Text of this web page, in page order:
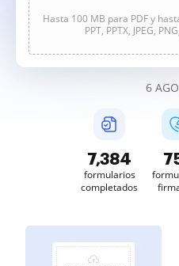
Hasta 100 MB para PDF y
PPT, PPTX, JPEG,
6
7,385
formularios
completados